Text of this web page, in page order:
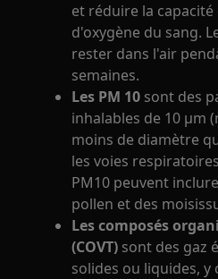
et réduire la
d'oxygène du sang.
rester dans l'air
semaines.
Les PM 10 sont des
inhalables de 10 μm
moins de diamètre
les voies
PM10 peuvent
pollen et des
Les composés
(COVT) sont des gaz
solides ou liquides,